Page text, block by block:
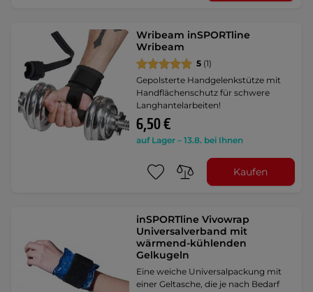
Wribeam inSPORTline
Wribeam
5 (1)
Gepolsterte Handgelenkstütze mit
Handflächenschutz für schwere
Langhantelarbeiten!
6,50 €
auf Lager – 13.8. bei Ihnen
Kaufen
inSPORTline Vivowrap
Universalverband mit
wärmend-kühlenden
Gelkugeln
Eine weiche Universalpackung mit
einer Geltasche, die je nach Bedarf